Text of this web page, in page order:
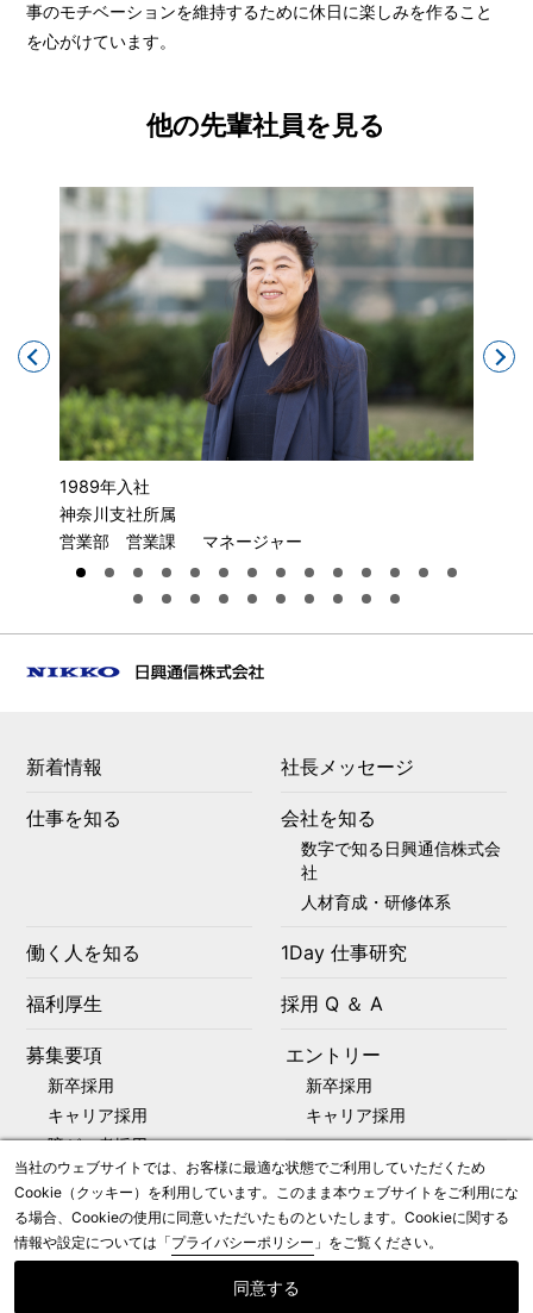
事のモチベーションを維持するために休日に楽しみを作ること
を心がけています。
他の先輩社員を見る
1989年入社
神奈川支社所属
営業部 営業課 マネージャー
新着情報 社長メッセージ
仕事を知る 会社を知る
数字で知る日興通信株式会
社
人材育成・研修体系
働く人を知る 1Day 仕事研究
福利厚生 採用 Q ＆ A
募集要項
新卒採用
キャリア採用
障がい者採用
エントリー
新卒採用
キャリア採用
コーポレートサイト
©2021 Nikko Telecommunications Co., Ltd.
当社のウェブサイトでは、お客様に最適な状態でご利用していただくため
Cookie（クッキー）を利用しています。このまま本ウェブサイトをご利用にな
る場合、Cookieの使用に同意いただいたものといたします。Cookieに関する
情報や設定については「プライバシーポリシー 」をご覧ください。
同意する